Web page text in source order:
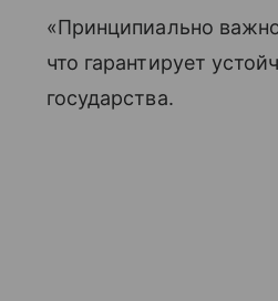
«Принципиально
что гарантирует
государства.